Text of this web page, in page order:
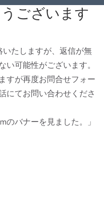
ございます
たしますが、返信が無
い可能性がございます。
すが再度お問合せフォー
にてお問い合わせくださ
のバナーを見ました。」